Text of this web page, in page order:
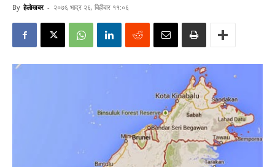
By हेलाेखबर - २०७६ भाद्र २६, बिहीबार ११:०६